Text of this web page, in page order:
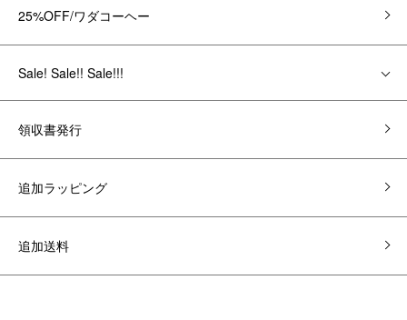
25%OFF/ワダコーヘー
Sale! Sale!! Sale!!!
領収書発行
追加ラッピング
追加送料